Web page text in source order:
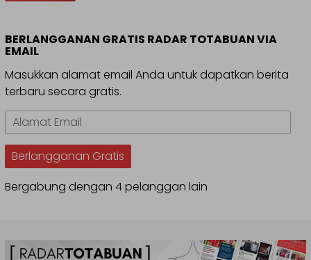
BERLANGGANAN GRATIS RADAR TOTABUAN VIA
EMAIL
Masukkan alamat email Anda untuk dapatkan berita
terbaru secara gratis.
Alamat
Email
Berlangganan Gratis
Bergabung dengan 4 pelanggan lain